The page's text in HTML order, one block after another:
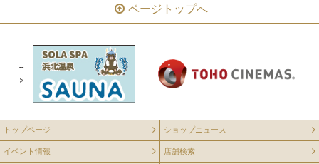
ページトップへ
--
>
トップページ ショップニュース
イベント情報 店舗検索